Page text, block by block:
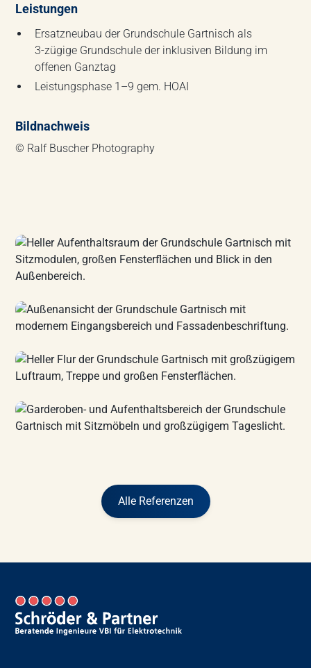
Leistungen
Ersatzneubau der Grundschule Gartnisch als
3-zügige Grundschule der inklusiven Bildung im
offenen Ganztag
Leistungsphase 1–9 gem. HOAI
Bildnachweis
© Ralf Buscher Photography
Alle Referenzen